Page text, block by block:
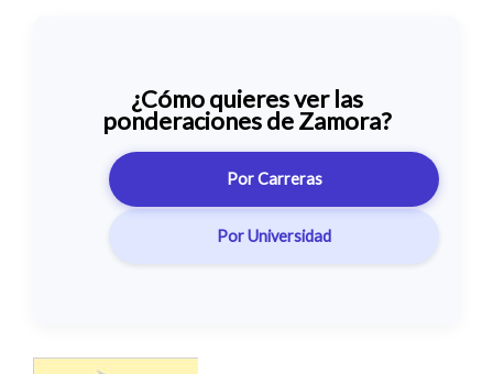
¿Cómo quieres ver las
ponderaciones de Zamora?
Por Carreras
Por Universidad